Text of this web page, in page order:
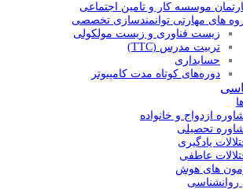
موسسه کار و تامین اجتماعی
های مهارتی توانمندسازی تخصصی
زیست فناوری و زیست مولکولی
تربیت مدرس (TTC)
حسابداری
دوره‌های کوتاه مدت کامپیوتر
ازدواج و خانواده
تحصیلی
یادگیری
عاطفی
های هوش